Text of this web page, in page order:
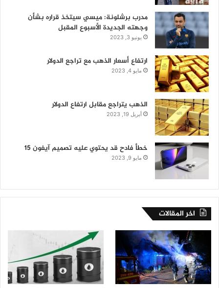
مدرب برشلونة: ميسي سيتخذ قراره بشأن
وجهته الجديدة الأسبوع المقبل
يونيو 3, 2023
ارتفاع أسعار الذهب مع تراجع الدولار
مايو 4, 2023
الذهب يتراجع مقابل ارتفاع الدولار
أبريل 19, 2023
خطأ فادح قد يحتوي عليه تصميم آيفون 15
مايو 9, 2023
اخر المقالات